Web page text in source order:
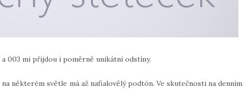
003 mi přijdou i poměrně unikátní odstíny.
některém světle má až nafialovělý podtón. Ve skutečnosti na denním